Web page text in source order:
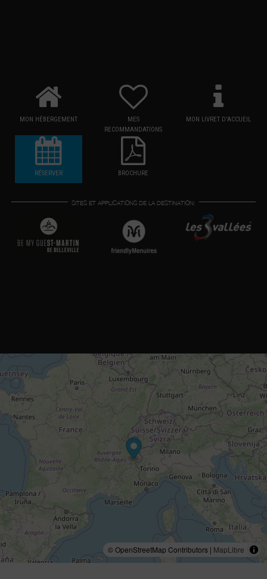
MON HÉBERGEMENT
MES
RECOMMANDATIONS
MON LIVRET D'ACCUEIL
RÉSERVER BROCHURE
SITES ET APPLICATIONS DE LA DESTINATION:
© OpenStreetMap Contributors | MapLibre